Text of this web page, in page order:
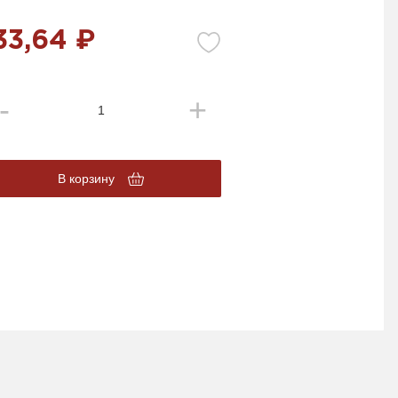
₽
В корзину